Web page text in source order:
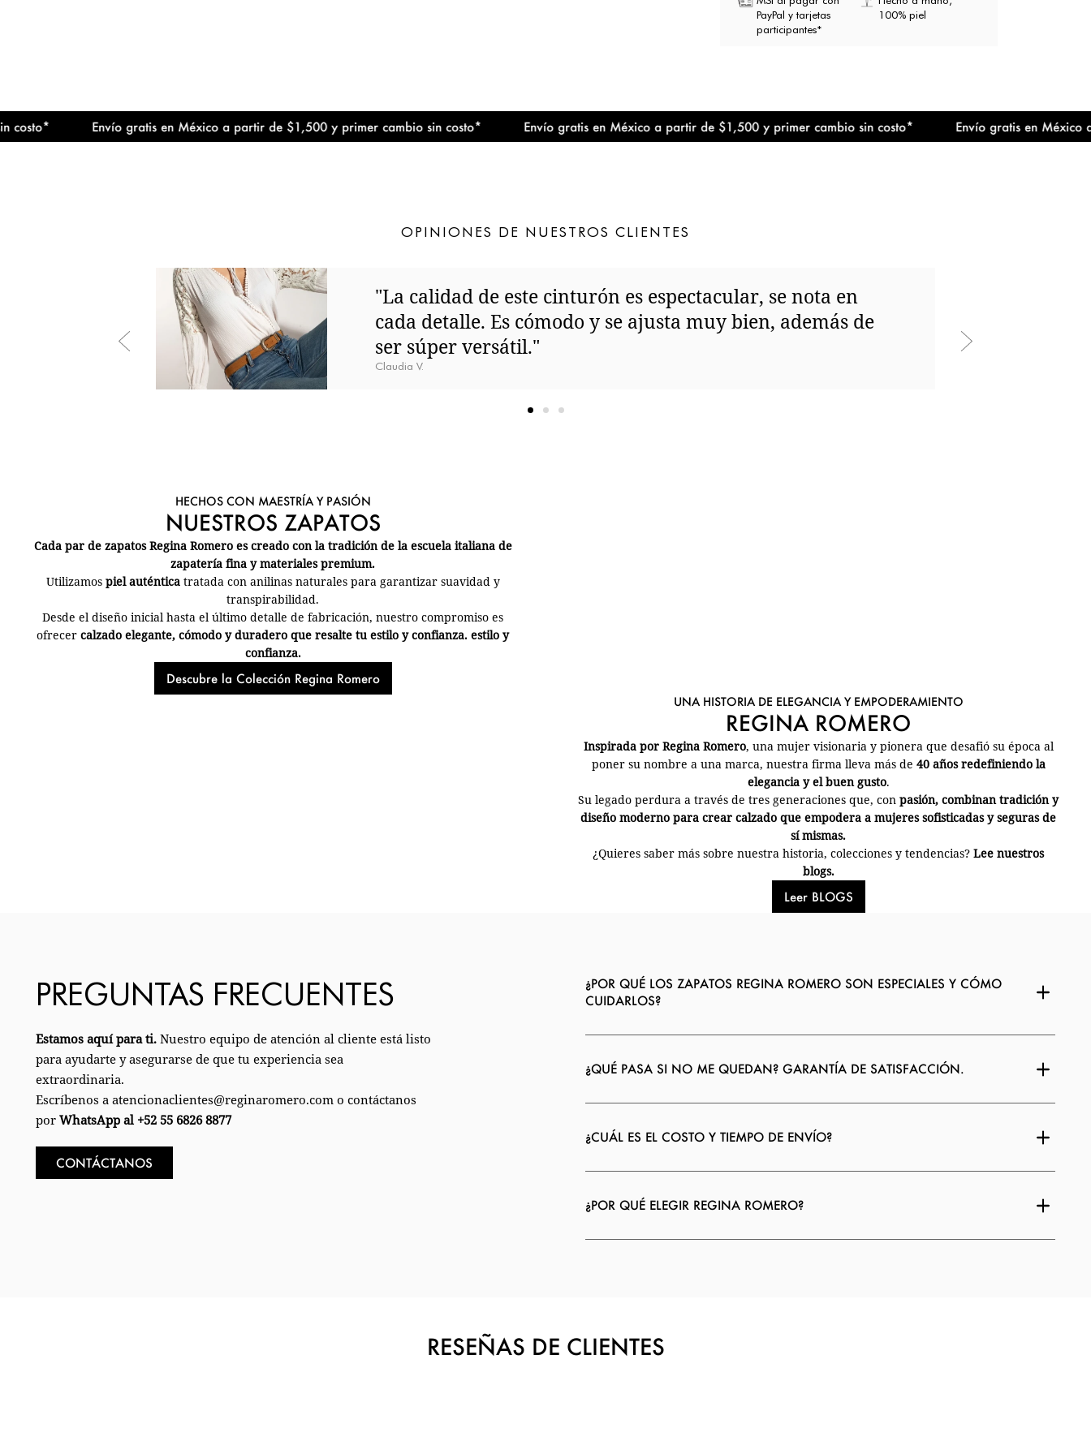
PayPal y tarjetas
participantes*
100% piel
Envío gratis en México a partir de $1,500 y primer cambio sin costo* Envío gratis en México a partir de $1,500 y primer cambio sin costo* Envío gratis en México a
OPINIONES DE NUESTROS CLIENTES
"La calidad de este cinturón es espectacular, se nota en
cada detalle. Es cómodo y se ajusta muy bien, además de
ser súper versátil."
Claudia V.
HECHOS CON MAESTRÍA Y PASIÓN
NUESTROS ZAPATOS
Cada par de zapatos Regina Romero es creado con la tradición de la escuela italiana de
zapatería fina y materiales premium.
Utilizamos piel auténticatratada con anilinas naturales para garantizar suavidad y
transpirabilidad.
Desde el diseño inicial hasta el último detalle de fabricación, nuestro compromiso es
ofrecer calzado elegante, cómodo y duradero que resalte tu estilo y confianza. estilo y
confianza.
Descubre la Colección Regina Romero
UNA HISTORIA DE ELEGANCIA Y EMPODERAMIENTO
REGINA ROMERO
Inspirada por Regina Romero, una mujer visionaria y pionera que desafió su época al
poner su nombre a una marca, nuestra firma lleva más de 40 años redefiniendo la
elegancia y el buen gusto.
Su legado perdura a través de tres generaciones que, con pasión, combinan tradición y
diseño moderno para crear calzado que empodera a mujeres sofisticadas y seguras de
sí mismas.
¿Quieres saber más sobre nuestra historia, colecciones y tendencias? Lee nuestros
blogs.
Leer BLOGS
PREGUNTAS FRECUENTES
Estamos aquí para ti. Nuestro equipo de atención al cliente está listo
para ayudarte y asegurarse de que tu experiencia sea
extraordinaria.
Escríbenos a atencionaclientes@reginaromero.com o contáctanos
por WhatsApp al +52 55 6826 8877
CONTÁCTANOS
¿POR QUÉ LOS ZAPATOS REGINA ROMERO SON ESPECIALES Y CÓMO
CUIDARLOS?
¿QUÉ PASA SI NO ME QUEDAN? GARANTÍA DE SATISFACCIÓN.
¿CUÁL ES EL COSTO Y TIEMPO DE ENVÍO?
¿POR QUÉ ELEGIR REGINA ROMERO?
RESEÑAS DE CLIENTES